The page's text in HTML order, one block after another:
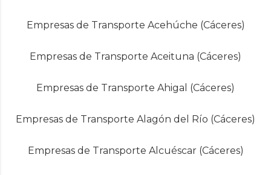
Empresas de Transporte Acehúche (Cáceres)
Empresas de Transporte Aceituna (Cáceres)
Empresas de Transporte Ahigal (Cáceres)
Empresas de Transporte Alagón del Río (Cáceres)
Empresas de Transporte Alcuéscar (Cáceres)